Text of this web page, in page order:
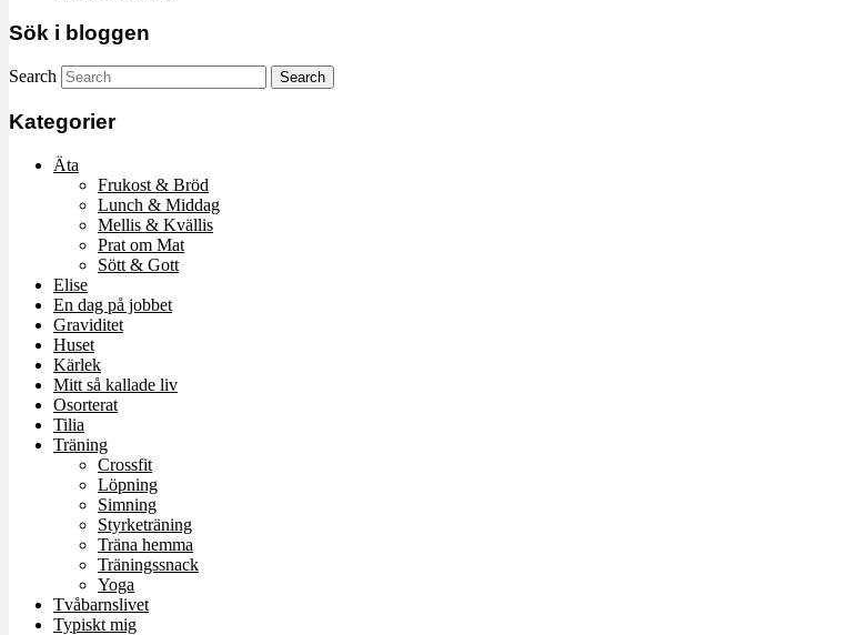
Sök i bloggen
Search
Kategorier
Äta
Frukost & Bröd
Lunch & Middag
Mellis & Kvällis
Prat om Mat
Sött & Gott
Elise
En dag på jobbet
Graviditet
Huset
Kärlek
Mitt så kallade liv
Osorterat
Tilia
Träning
Crossfit
Löpning
Simning
Styrketräning
Träna hemma
Träningssnack
Yoga
Tvåbarnslivet
Typiskt mig